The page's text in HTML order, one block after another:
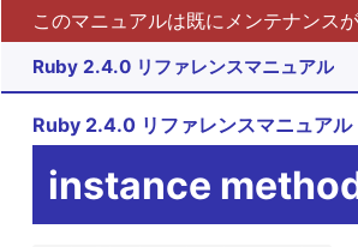
このマニュアルは既にメンテナンス
Ruby 2.4.0 リファレンスマニュアル
Ruby 2.4.0 リファレンスマニュアル
instance